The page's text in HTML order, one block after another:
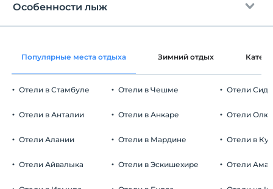
Бесплатно Wi-fi
Парковка (на территории)
Через 14:00
Время выезда
Домашние животные
Есть места для курения
Дети
Плата за 1 ребенка (детей) в возрасте до 12 на номер не
взимается.
Особенности лыж
на взлетно-посадочной полосе 20 км
Популярные места отдыха Зимний отдых
Отели в Стамбуле
Отели в Анталии
Отели Алании
Отели Айвалыка
Отели в Чешме
Отели в Анкаре
Отели в Мардине
Отели в Эскишехире
Отели Сиде
Отели
Отели в
Отели